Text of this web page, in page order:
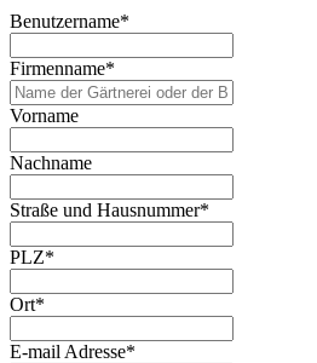
Benutzername*
Firmenname*
Vorname
Nachname
Straße und Hausnummer*
PLZ*
Ort*
E-mail Adresse*